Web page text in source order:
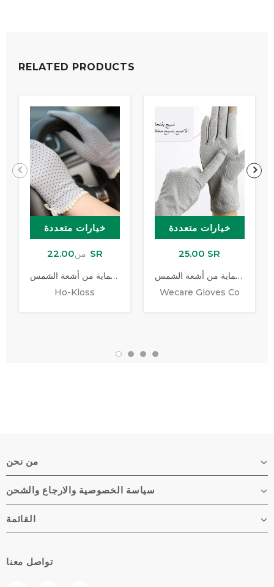
RELATED PRODUCTS
خيارات متعددة
من 22.00 SR
قفاز للحماية من أشعة الشمس
Ho-Kloss
خيارات متعددة
25.00 SR
قفازات القيادة للحماية من أشعة الشمس
Wecare Gloves Co
من نحن
سياسة الخصوصية والارجاع والشحن
القائمة
تواصل معنا